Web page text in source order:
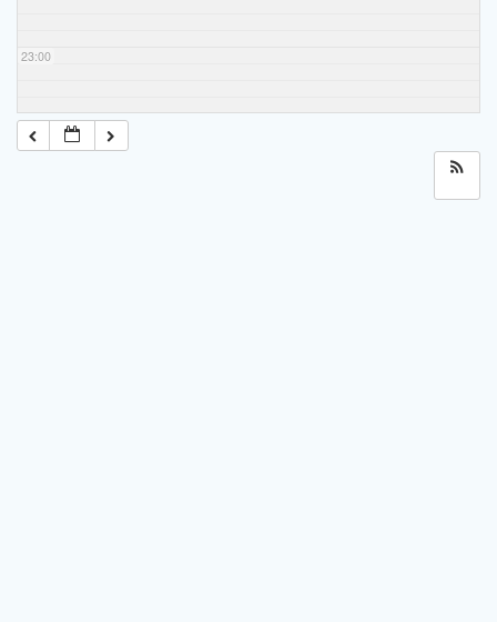
23:00